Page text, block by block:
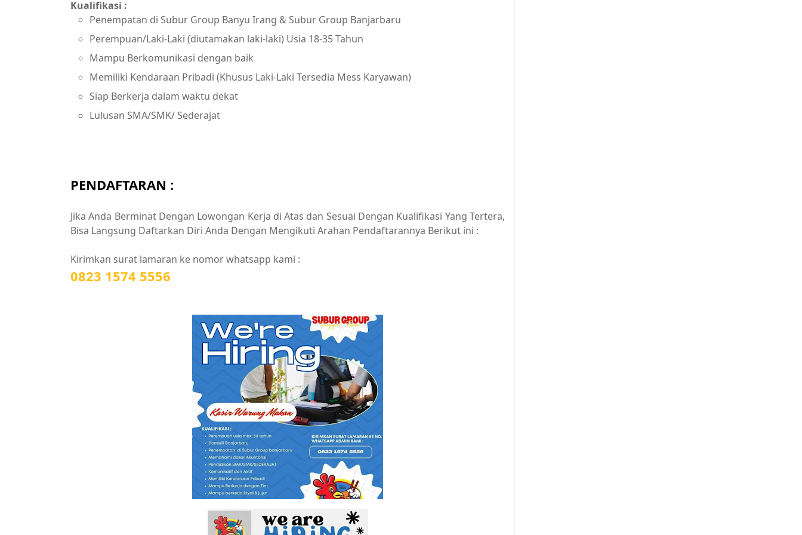
Kualifikasi :
Penempatan di Subur Group Banyu Irang & Subur Group Banjarbaru
Perempuan/Laki-Laki (diutamakan laki-laki) Usia 18-35 Tahun
Mampu Berkomunikasi dengan baik
Memiliki Kendaraan Pribadi (Khusus Laki-Laki Tersedia Mess Karyawan)
Siap Berkerja dalam waktu dekat
Lulusan SMA/SMK/ Sederajat
PENDAFTARAN :
Jika Anda Berminat Dengan Lowongan Kerja di Atas dan Sesuai Dengan Kualifikasi Yang Tertera,
Bisa Langsung Daftarkan Diri Anda Dengan Mengikuti Arahan Pendaftarannya Berikut ini :
Kirimkan surat lamaran ke nomor whatsapp kami :
0823 1574 5556